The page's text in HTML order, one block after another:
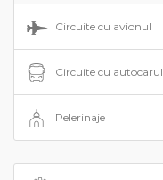
Circuite cu avionul
Circuite cu autocarul
Pelerinaje